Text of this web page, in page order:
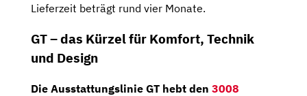
Lieferzeit beträgt rund vier Monate.
GT – das Kürzel für Komfort, Technik
und Design
Die Ausstattungslinie GT hebt den 3008